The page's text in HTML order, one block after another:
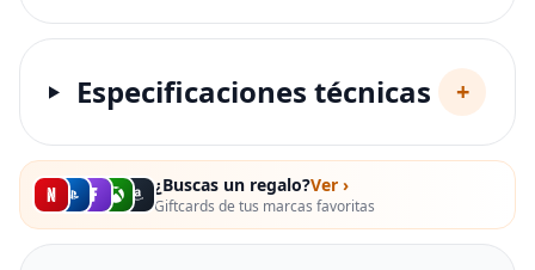
Especificaciones técnicas +
¿Buscas un regalo?Ver ›
Giftcards de tus marcas favoritas